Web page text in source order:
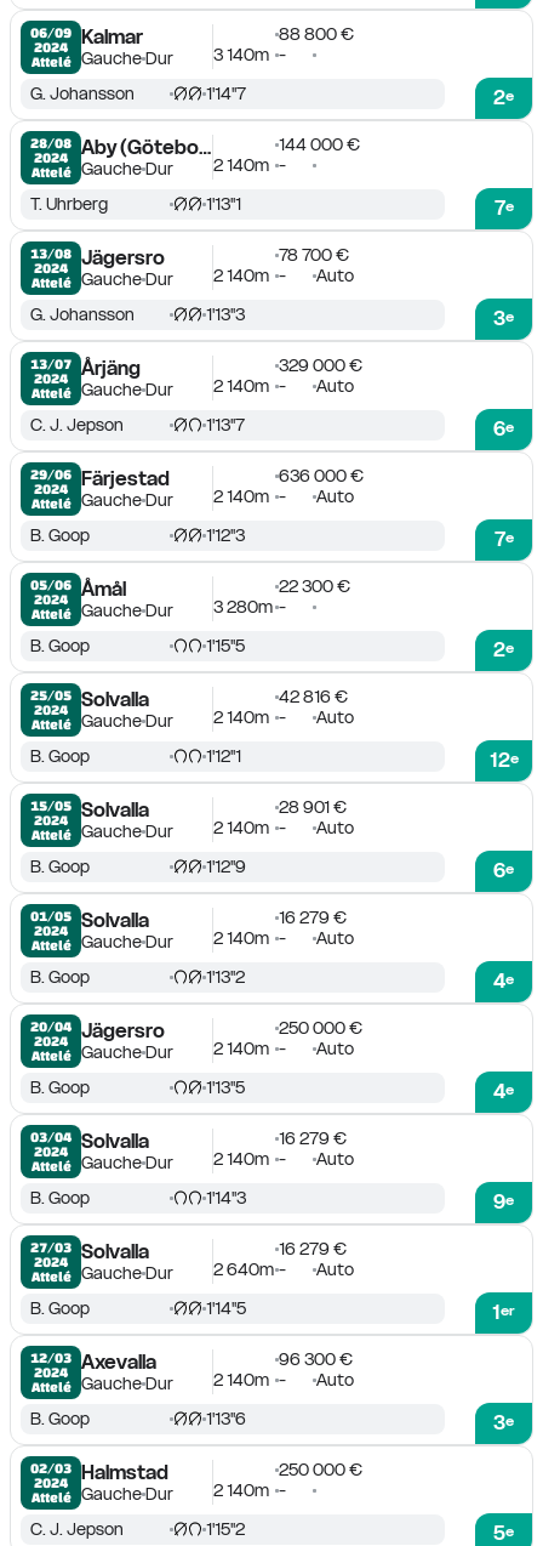
06/09
2024
Attelé
Kalmar
GaucheDur
88 800 €
3 140m -
2e
G. Johansson 1'14''7
28/08
2024
Attelé
Aby (Göteborg)
GaucheDur
144 000 €
2 140m -
7e
T. Uhrberg 1'13''1
13/08
2024
Attelé
Jägersro
GaucheDur
78 700 €
2 140m - Auto
3e
G. Johansson 1'13''3
13/07
2024
Attelé
Årjäng
GaucheDur
329 000 €
2 140m - Auto
6e
C. J. Jepson 1'13''7
29/06
2024
Attelé
Färjestad
GaucheDur
636 000 €
2 140m - Auto
7e
B. Goop 1'12''3
05/06
2024
Attelé
Åmål
GaucheDur
22 300 €
3 280m -
2e
B. Goop 1'15''5
25/05
2024
Attelé
Solvalla
GaucheDur
42 816 €
2 140m - Auto
12e
B. Goop 1'12''1
15/05
2024
Attelé
Solvalla
GaucheDur
28 901 €
2 140m - Auto
6e
B. Goop 1'12''9
01/05
2024
Attelé
Solvalla
GaucheDur
16 279 €
2 140m - Auto
4e
B. Goop 1'13''2
20/04
2024
Attelé
Jägersro
GaucheDur
250 000 €
2 140m - Auto
4e
B. Goop 1'13''5
03/04
2024
Attelé
Solvalla
GaucheDur
16 279 €
2 140m - Auto
9e
B. Goop 1'14''3
27/03
2024
Attelé
Solvalla
GaucheDur
16 279 €
2 640m - Auto
1er
B. Goop 1'14''5
12/03
2024
Attelé
Axevalla
GaucheDur
96 300 €
2 140m - Auto
3e
B. Goop 1'13''6
02/03
2024
Attelé
Halmstad
GaucheDur
250 000 €
2 140m -
5e
C. J. Jepson 1'15''2